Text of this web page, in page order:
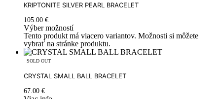
KRIPTONITE SILVER PEARL BRACELET
105.00 €
Výber možností
Tento produkt má viacero variantov. Možnosti si môžete
vybrať na stránke produktu.
SOLD OUT
CRYSTAL SMALL BALL BRACELET
67.00 €